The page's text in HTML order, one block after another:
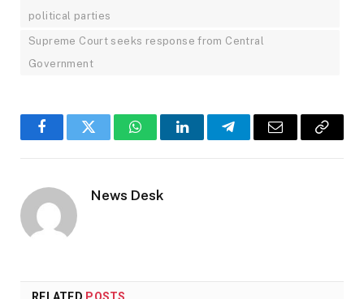
political parties
Supreme Court seeks response from Central
Government
FacebookTwitter WhatsAppLinkedInTelegramEmail
Copy
News Desk